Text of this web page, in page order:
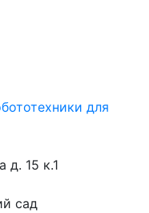
для
д. 15 к.1
сад